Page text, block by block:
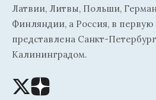
Латвии, Литвы, Польши,
Финляндии, а Россия, в первую
представлена Санкт-
Калининградом.